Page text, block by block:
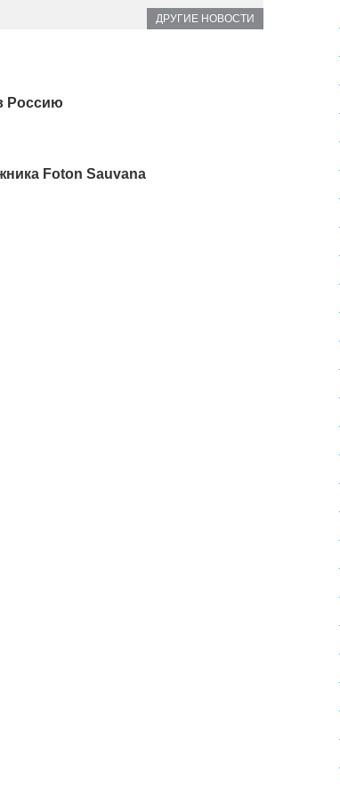
ДРУГИЕ НОВОСТИ
Россию
Foton Sauvana